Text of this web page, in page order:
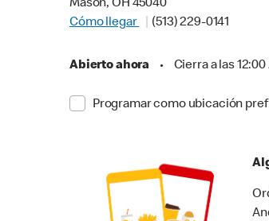
Mason, OH 45040
Cómo llegar
(513) 229-0141
Abierto ahora • Cierra a las 12:00
Programar como ubicación